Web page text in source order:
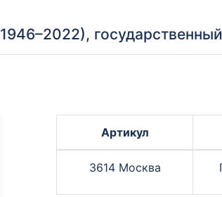
Артикул
3614 Москва